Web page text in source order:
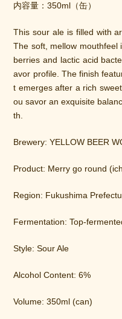
内容量：350ml（缶）
This sour ale is filled with
The soft, mellow mouthfeel
berries and lactic acid
avor profile. The finish
t emerges after a rich
ou savor an exquisite
th.
Brewery: YELLOW BEER
Product: Merry go round
Region: Fukushima
Fermentation: Top-
Style: Sour Ale
Alcohol Content: 6%
Volume: 350ml (can)